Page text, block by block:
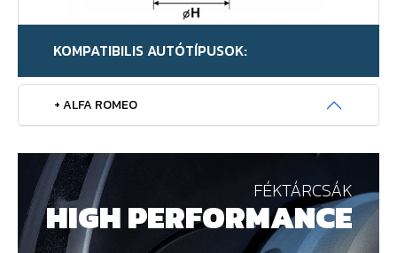
KOMPATIBILIS AUTÓTÍPUSOK:
+ ALFA ROMEO
FÉKTÁRCSÁK
HIGH PERFORMANCE